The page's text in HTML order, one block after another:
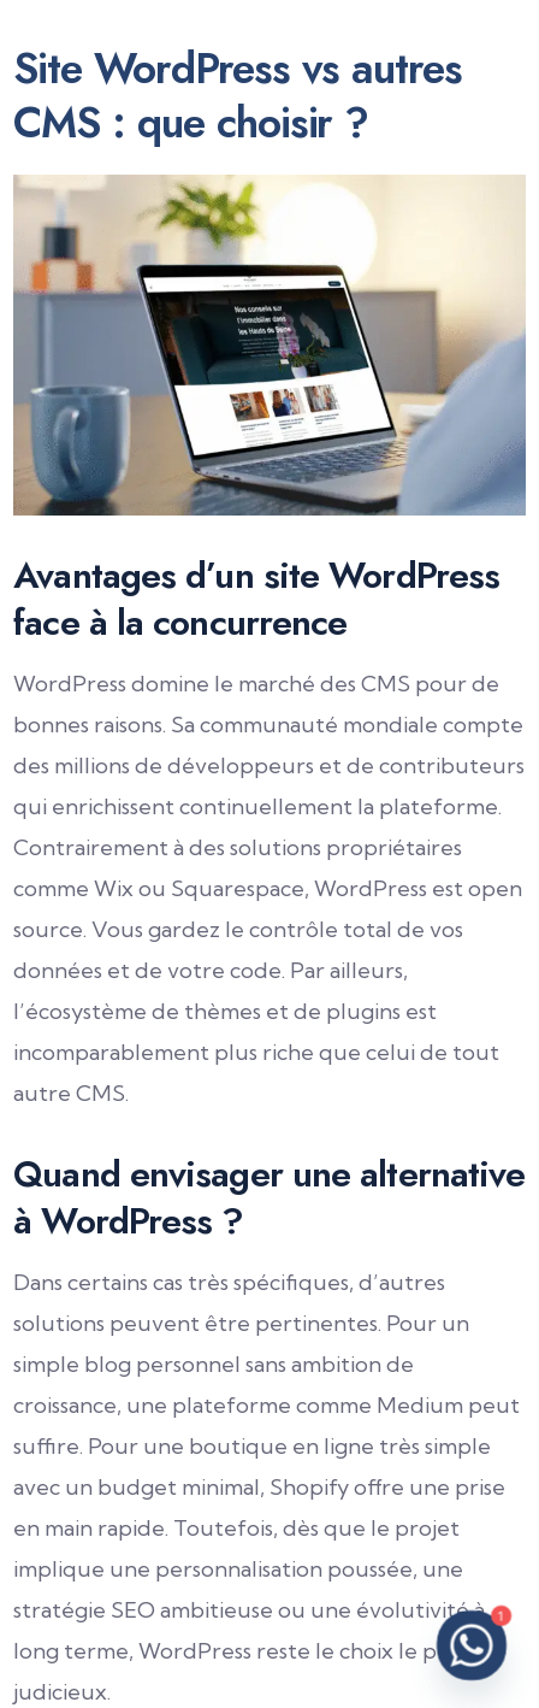
Site WordPress vs autres
CMS : que choisir ?
Avantages d’un site WordPress
face à la concurrence
WordPress domine le marché des CMS pour de
bonnes raisons. Sa communauté mondiale compte
des millions de développeurs et de contributeurs
qui enrichissent continuellement la plateforme.
Contrairement à des solutions propriétaires
comme Wix ou Squarespace, WordPress est open
source. Vous gardez le contrôle total de vos
données et de votre code. Par ailleurs,
l’écosystème de thèmes et de plugins est
incomparablement plus riche que celui de tout
autre CMS.
Quand envisager une alternative
à WordPress ?
Dans certains cas très spécifiques, d’autres
solutions peuvent être pertinentes. Pour un
simple blog personnel sans ambition de
croissance, une plateforme comme Medium peut
suffire. Pour une boutique en ligne très simple
avec un budget minimal, Shopify offre une prise
en main rapide. Toutefois, dès que le projet
implique une personnalisation poussée, une
stratégie SEO ambitieuse ou une évolutivité à
long terme, WordPress reste le choix le plus
judicieux.
1